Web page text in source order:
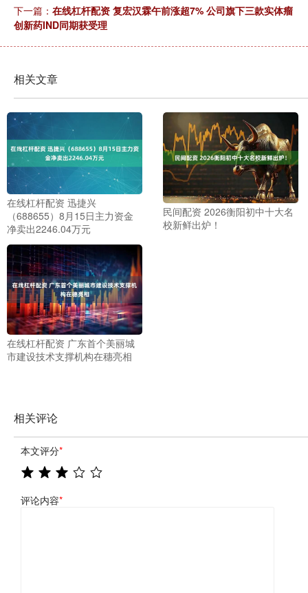
下一篇： 在线杠杆配资 复宏汉霖午前涨超7% 公司旗下三款实体瘤
创新药IND同期获受理
相关文章
在线杠杆配资 迅捷兴
（688655）8月15日主力资金
净卖出2246.04万元
民间配资 2026衡阳初中十大名
校新鲜出炉！
在线杠杆配资 广东首个美丽城
市建设技术支撑机构在穗亮相
相关评论
本文评分*
评论内容*